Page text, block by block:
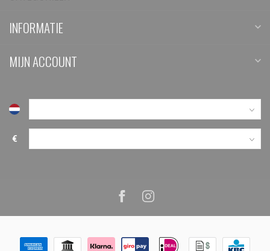
INFORMATIE
MIJN ACCOUNT
€